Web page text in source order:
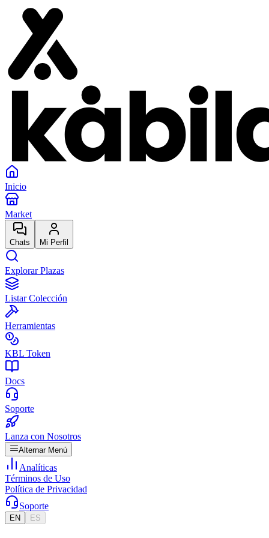
Inicio
Market
Chats Mi Perfil
Explorar Plazas
Listar Colección
Herramientas
KBL Token
Docs
Soporte
Lanza con Nosotros
Alternar Menú
Analíticas
Términos de Uso
Política de Privacidad
Soporte
EN ES